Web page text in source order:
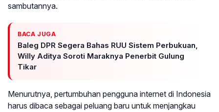
sambutannya.
BACA JUGA
Baleg DPR Segera Bahas RUU Sistem Perbukuan,
Willy Aditya Soroti Maraknya Penerbit Gulung
Tikar
Menurutnya, pertumbuhan pengguna internet di Indonesia
harus dibaca sebagai peluang baru untuk menjangkau